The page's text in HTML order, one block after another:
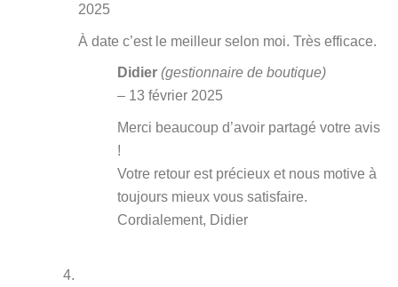
2025
À date c’est le meilleur selon moi. Très efficace.
Didier (gestionnaire de boutique)
– 13 février 2025
Merci beaucoup d’avoir partagé votre avis
!
Votre retour est précieux et nous motive à
toujours mieux vous satisfaire.
Cordialement, Didier